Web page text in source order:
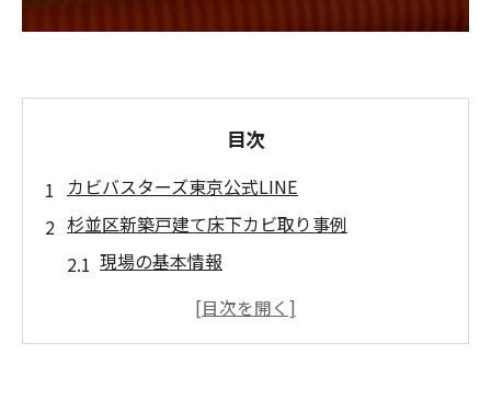
目次
カビバスターズ東京公式LINE
杉並区新築戸建て床下カビ取り事例
現場の基本情報
なぜ新築なのに床下カビが発生したのか